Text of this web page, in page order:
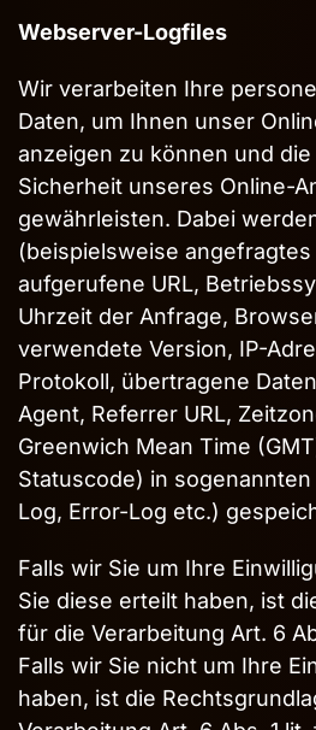
Webserver-Logfiles
Wir verarbeiten Ihre
Daten, um Ihnen unser
anzeigen zu können und die
Sicherheit unseres Online-
gewährleisten. Dabei
(beispielsweise angefragtes
aufgerufene URL,
Uhrzeit der Anfrage,
verwendete Version, IP-
Protokoll, übertragene
Agent, Referrer URL,
Greenwich Mean Time
Statuscode) in
Log, Error-Log etc.)
Falls wir Sie um Ihre
Sie diese erteilt haben, ist
für die Verarbeitung Art. 6
Falls wir Sie nicht um Ihre
haben, ist die